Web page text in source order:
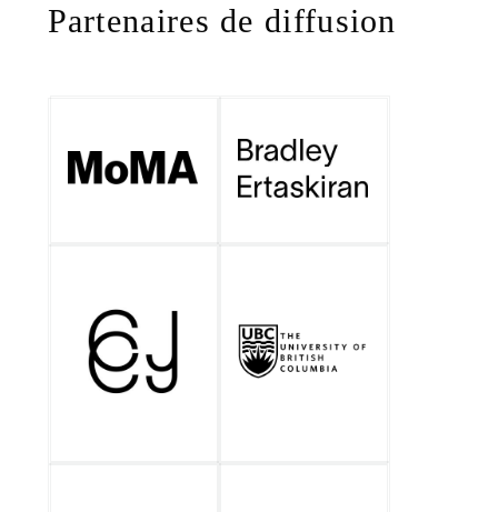
Partenaires de diffusion